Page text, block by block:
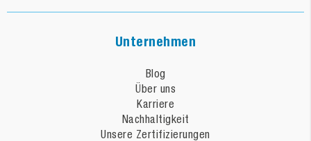
Unternehmen
Blog
Über uns
Karriere
Nachhaltigkeit
Unsere Zertifizierungen